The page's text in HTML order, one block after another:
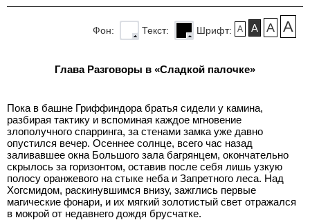
A A A A
Шрифт:
Текст:
Фон:
Глава Разговоры в «Сладкой палочке»
Пока в башне Гриффиндора братья сидели у камина,
разбирая тактику и вспоминая каждое мгновение
злополучного спарринга, за стенами замка уже давно
опустился вечер. Осеннее солнце, всего час назад
заливавшее окна Большого зала багрянцем, окончательно
скрылось за горизонтом, оставив после себя лишь узкую
полосу оранжевого на стыке неба и Запретного леса. Над
Хогсмидом, раскинувшимся внизу, зажглись первые
магические фонари, и их мягкий золотистый свет отражался
в мокрой от недавнего дождя брусчатке.